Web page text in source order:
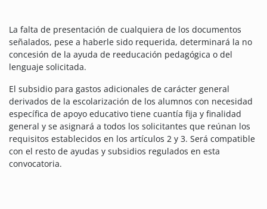
La falta de presentación de cualquiera de los documentos
señalados, pese a haberle sido requerida, determinará la no
concesión de la ayuda de reeducación pedagógica o del
lenguaje solicitada.
El subsidio para gastos adicionales de carácter general
derivados de la escolarización de los alumnos con necesidad
específica de apoyo educativo tiene cuantía fija y finalidad
general y se asignará a todos los solicitantes que reúnan los
requisitos establecidos en los artículos 2 y 3. Será compatible
con el resto de ayudas y subsidios regulados en esta
convocatoria.